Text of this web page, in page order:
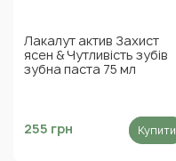
Лакалут актив Захист
ясен & Чутливість зубів
зубна паста 75 мл
255 грн Купити